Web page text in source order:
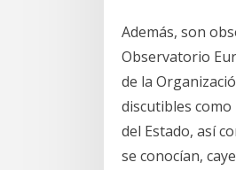
Además, son
Observatorio
de la
discutibles
del Estado, así
se conocían,